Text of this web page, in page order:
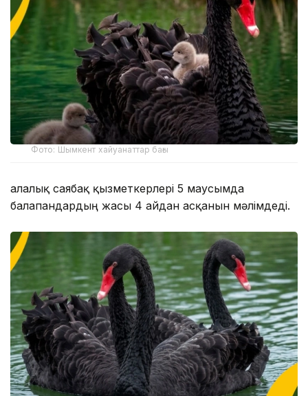
Фото: Шымкент хайуанаттар бағы
Қалалық саябақ қызметкерлері 5 маусымда
балапандардың жасы 4 айдан асқанын мәлімдеді.